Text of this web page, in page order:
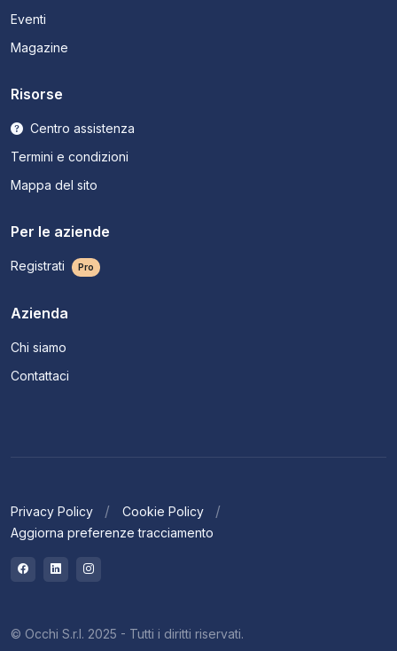
Eventi
Magazine
Risorse
Centro assistenza
Termini e condizioni
Mappa del sito
Per le aziende
Registrati Pro
Azienda
Chi siamo
Contattaci
Privacy Policy
Cookie Policy
Aggiorna preferenze tracciamento
© Occhi S.r.l. 2025 - Tutti i diritti riservati.